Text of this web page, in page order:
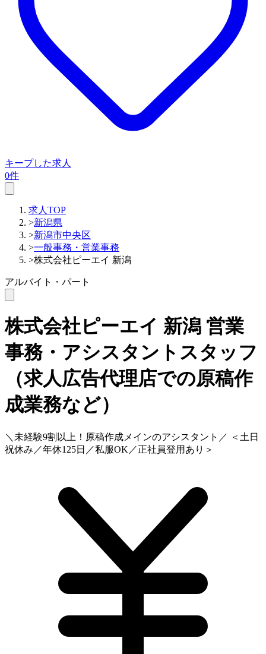
キープした求人
0件
求人TOP
>新潟県
>新潟市中央区
>一般事務・営業事務
>株式会社ピーエイ 新潟
アルバイト・パート
株式会社ピーエイ 新潟 営業
事務・アシスタントスタッフ
（求人広告代理店での原稿作
成業務など）
＼未経験9割以上！原稿作成メインのアシスタント／ ＜土日
祝休み／年休125日／私服OK／正社員登用あり＞